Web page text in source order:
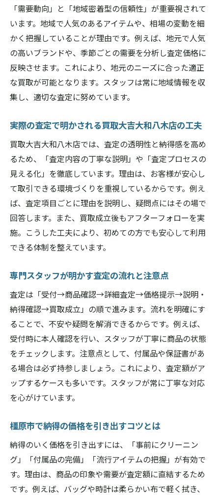
「需要動向」と「地域密着型の信頼性」が重要視されて
います。地域で人気のあるアイテムや、相場の変動を細
かく把握していることが理由です。例えば、地元で人気
の高いブランドや、季節ごとの需要を分析し査定価格に
反映させます。これにより、地元のニーズに合った適正
な買取が可能となります。スタッフは常に地域情報を収
集し、適切な査定に努めています。
実際の査定で明かされる買取大吉大和八木店の工夫
買取大吉大和八木店では、査定の透明性と納得感を高め
るため、「査定内容の丁寧な説明」や「査定プロセスの
見える化」を徹底しています。理由は、お客様が安心し
て取引できる環境づくりを重視しているからです。例え
ば、査定項目ごとに理由を説明し、疑問点にはその場で
回答します。また、買取成立後もアフターフォローを実
施。こうした工夫により、初めての方でも安心して利用
できる体制を整えています。
専門スタッフが明かす査定の流れと注意点
査定は「受付→商品確認→詳細査定→価格提示→説明・
納得確認→買取成立」の順で進みます。流れを明確にす
ることで、不安や疑問を解消できるからです。例えば、
受付時に本人確認を行い、スタッフが丁寧に商品の状態
をチェックします。注意点として、付属品や保証書があ
る場合は必ず持参しましょう。これにより、査定額がア
ップするケースも多いです。スタッフが常に丁寧な対応
を心がけています。
橿原市で納得の価格を引き出すコツとは
納得のいく価格を引き出すには、「事前にクリーニン
グ」「付属品の完備」「流行アイテムの把握」が有効で
す。理由は、商品の印象や需要が査定額に直結するため
です。例えば、バッグや時計は柔らかい布で軽く拭き、